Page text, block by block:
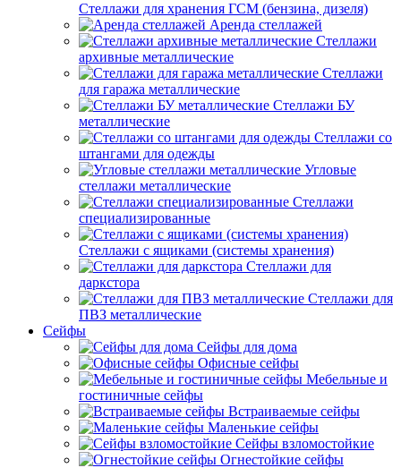
Стеллажи для хранения ГСМ (бензина, дизеля)
Аренда стеллажей
Стеллажи
архивные металлические
Стеллажи
для гаража металлические
Стеллажи БУ
металлические
Стеллажи со
штангами для одежды
Угловые
стеллажи металлические
Стеллажи
специализированные
Стеллажи с ящиками (системы хранения)
Стеллажи для
даркстора
Стеллажи для
ПВЗ металлические
Сейфы
Сейфы для дома
Офисные сейфы
Мебельные и
гостиничные сейфы
Встраиваемые сейфы
Маленькие сейфы
Сейфы взломостойкие
Огнестойкие сейфы